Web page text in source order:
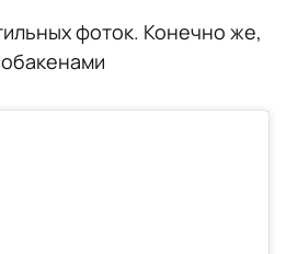
фоток. Конечно же,